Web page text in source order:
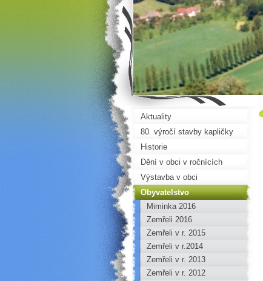
Aktuality
80. výročí stavby kapličky
Historie
Dění v obci v ročnících
Výstavba v obci
Obyvatelstvo
Miminka 2016
Zemřeli 2016
Zemřeli v r. 2015
Zemřeli v r.2014
Zemřeli v r. 2013
Zemřeli v r. 2012